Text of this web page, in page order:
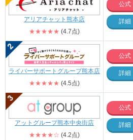
アリアチャット熊本店
★★★★★ (4.7点)
公式
詳細
ライバーサポートグループ熊本店
★★★★★ (4.5点)
公式
詳細
アットグループ熊本中央街店
★★★★☆ (4.2点)
公式
詳細